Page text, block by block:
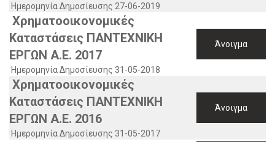
Ημερομηνία Δημοσίευσης 27-06-2019
Χρηματοοικονομικές
Καταστάσεις ΠΑΝΤΕΧΝΙΚΗ
ΕΡΓΩΝ Α.Ε. 2017
Ημερομηνία Δημοσίευσης 31-05-2018
Άνοιγμα
Χρηματοοικονομικές
Καταστάσεις ΠΑΝΤΕΧΝΙΚΗ
ΕΡΓΩΝ Α.Ε. 2016
Ημερομηνία Δημοσίευσης 31-05-2017
Άνοιγμα